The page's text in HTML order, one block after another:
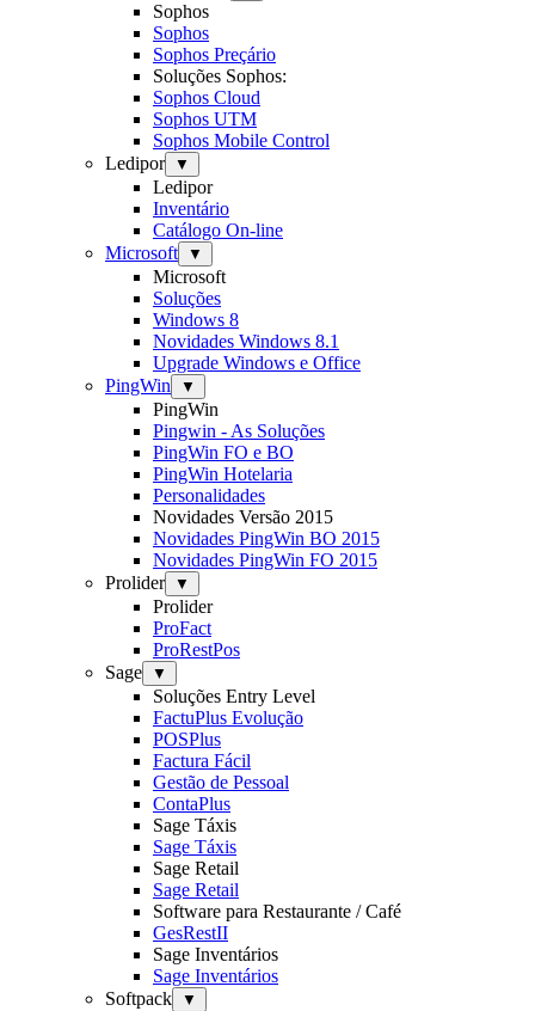
Sophos
Sophos
Sophos Preçário
Soluções Sophos:
Sophos Cloud
Sophos UTM
Sophos Mobile Control
Ledipor
▼
Ledipor
Inventário
Catálogo On-line
Microsoft
▼
Microsoft
Soluções
Windows 8
Novidades Windows 8.1
Upgrade Windows e Office
PingWin
▼
PingWin
Pingwin - As Soluções
PingWin FO e BO
PingWin Hotelaria
Personalidades
Novidades Versão 2015
Novidades PingWin BO 2015
Novidades PingWin FO 2015
Prolider
▼
Prolider
ProFact
ProRestPos
Sage
▼
Soluções Entry Level
FactuPlus Evolução
POSPlus
Factura Fácil
Gestão de Pessoal
ContaPlus
Sage Táxis
Sage Táxis
Sage Retail
Sage Retail
Software para Restaurante / Café
GesRestII
Sage Inventários
Sage Inventários
Softpack
▼